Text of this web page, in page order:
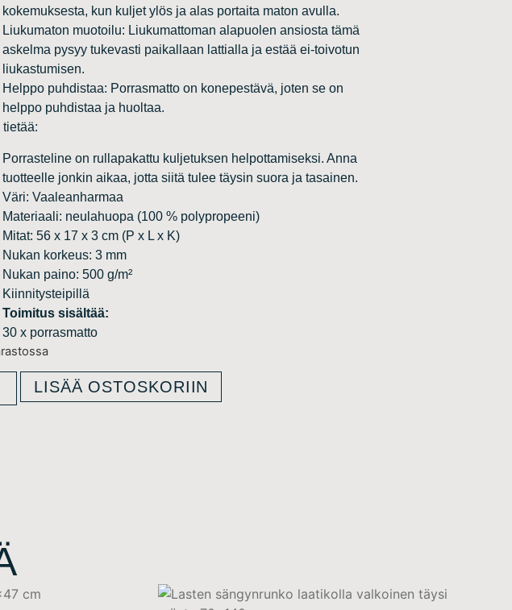
kokemuksesta, kun kuljet ylös ja alas portaita maton avulla.
Liukumaton muotoilu: Liukumattoman alapuolen ansiosta tämä
askelma pysyy tukevasti paikallaan lattialla ja estää ei-toivotun
liukastumisen.
Helppo puhdistaa: Porrasmatto on konepestävä, joten se on
helppo puhdistaa ja huoltaa.
tietää:
Porrasteline on rullapakattu kuljetuksen helpottamiseksi. Anna
tuotteelle jonkin aikaa, jotta siitä tulee täysin suora ja tasainen.
Väri: Vaaleanharmaa
Materiaali: neulahuopa (100 % polypropeeni)
Mitat: 56 x 17 x 3 cm (P x L x K)
Nukan korkeus: 3 mm
Nukan paino: 500 g/m²
Kiinnitysteipillä
Toimitus sisältää:
30 x porrasmatto
LISÄÄ OSTOSKORIIN